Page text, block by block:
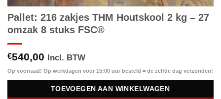
Pallet: 216 zakjes THM Houtskool 2 kg – 27
omzak 8 stuks FSC®
€540,00 Incl. BTW
Op voorraad! Op werkdagen voor 15:00 uur besteld = de zelfde dag verzonden!
TOEVOEGEN AAN WINKELWAGEN